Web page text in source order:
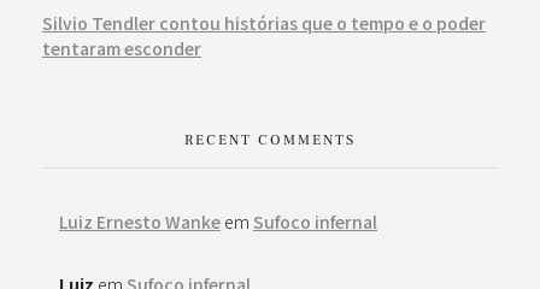
Silvio Tendler contou histórias que o tempo e o poder
tentaram esconder
RECENT COMMENTS
Luiz Ernesto Wanke em Sufoco infernal
Luiz em Sufoco infernal